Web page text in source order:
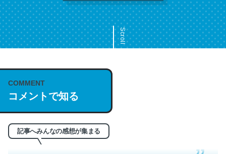
Scroll
COMMENT
コメントで知る
記事へみんなの感想が集まる
これは名文。彼はとてもクレバーなんだろうなと凄く思
う。英語少しでも読める人は原文もお勧め。自分はこの流
れ好き。Let’s Fucking Go. Then Covid hit. Shit.
─今のこの状況が信じられるかい？ by ラーズ・ヌートバー